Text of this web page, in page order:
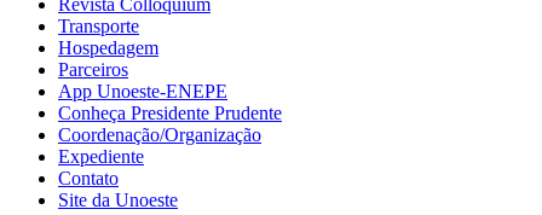
Revista Colloquium
Transporte
Hospedagem
Parceiros
App Unoeste-ENEPE
Conheça Presidente Prudente
Coordenação/Organização
Expediente
Contato
Site da Unoeste